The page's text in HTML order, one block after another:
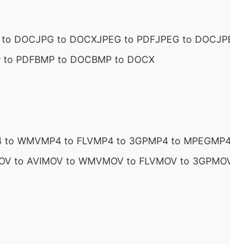
DOCJPG to DOCXJPEG to PDFJPEG to DOC
to PDFBMP to DOCBMP to DOCX
to WMVMP4 to FLVMP4 to 3GPMP4 to MPEG
to AVIMOV to WMVMOV to FLVMOV to 3GP